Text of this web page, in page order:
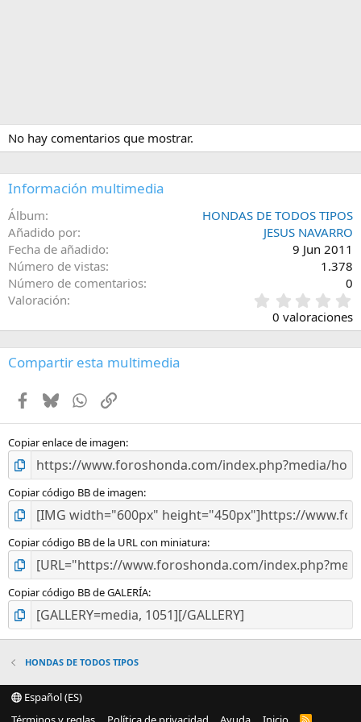
No hay comentarios que mostrar.
Información multimedia
Álbum
HONDAS DE TODOS TIPOS
Añadido por
JESUS NAVARRO
Fecha de añadido
9 Jun 2011
Número de vistas
1.378
Número de comentarios
0
Valoración
,
0
0
l
(
)
0 valoraciones
Compartir esta multimedia
Facebook
BlueskyWhatsApp
Enlace
Copiar enlace de imagen
Copiar código BB de imagen
Copiar código BB de la URL con miniatura
Copiar código BB de GALERÍA
HONDAS DE TODOS TIPOS
Español (ES)
R